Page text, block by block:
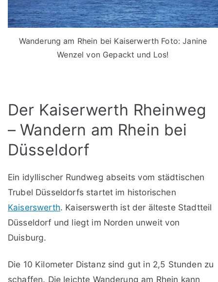
Wanderung am Rhein bei Kaiserwerth Foto: Janine
Wenzel von Gepackt und Los!
Der Kaiserwerth Rheinweg
– Wandern am Rhein bei
Düsseldorf
Ein idyllischer Rundweg abseits vom städtischen
Trubel Düsseldorfs startet im historischen
Kaiserswerth. Kaiserswerth ist der älteste Stadtteil
Düsseldorf und liegt im Norden unweit von
Duisburg.
Die 10 Kilometer Distanz sind gut in 2,5 Stunden zu
schaffen. Die leichte Wanderung am Rhein kann